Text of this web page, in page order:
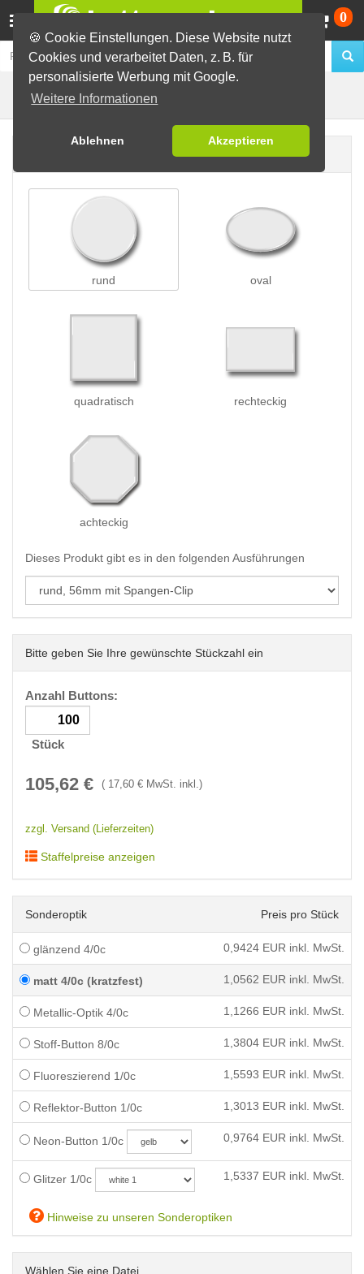
🍪 Cookie Einstellungen. Diese Website nutzt
Cookies und verarbeitet Daten, z. B. für
personalisierte Werbung mit Google.
Weitere Informationen
Ablehnen Akzeptieren
0
Buttons erstellen Clip-Buttons
rund oval
quadratisch rechteckig
achteckig
Dieses Produkt gibt es in den folgenden Ausführungen
Bitte geben Sie Ihre gewünschte Stückzahl ein
Anzahl Buttons:
Stück
105,62 € ( 17,60 € MwSt. inkl.)
zzgl. Versand (Lieferzeiten)
Staffelpreise anzeigen
Sonderoptik Preis pro Stück
glänzend 4/0c 0,9424 EUR inkl. MwSt.
matt 4/0c (kratzfest) 1,0562 EUR inkl. MwSt.
Metallic-Optik 4/0c 1,1266 EUR inkl. MwSt.
Stoff-Button 8/0c 1,3804 EUR inkl. MwSt.
Fluoreszierend 1/0c 1,5593 EUR inkl. MwSt.
Reflektor-Button 1/0c 1,3013 EUR inkl. MwSt.
Neon-Button 1/0c 0,9764 EUR inkl. MwSt.
Glitzer 1/0c 1,5337 EUR inkl. MwSt.
Hinweise zu unseren Sonderoptiken
Wählen Sie eine Datei